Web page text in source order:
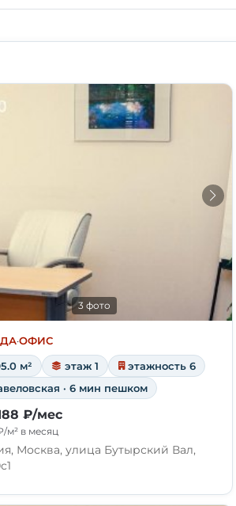
3 фото
·ОФИС
м² этаж 1
этажность 6
· 6 мин пешком
₽/мес
м² в месяц
Москва, улица Бутырский Вал,